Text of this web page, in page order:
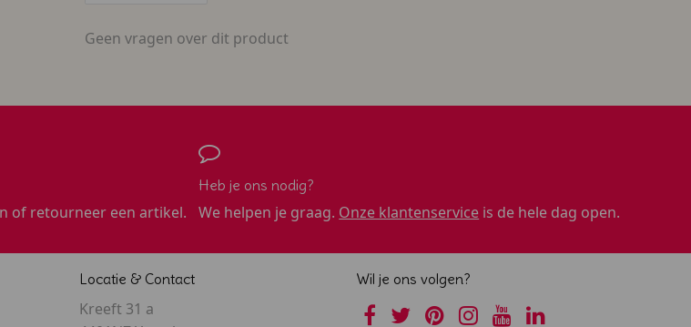
Geen vragen over dit product
of retourneer een artikel.
Heb je ons nodig?
We helpen je graag. Onze klantenservice is de hele dag open.
Locatie & Contact
Kreeft 31 a
Wil je ons volgen?